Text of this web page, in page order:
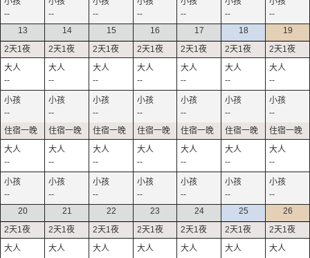
-- -- -- -- -- --
--
13
--
--
--
--
14
--
--
--
--
15
--
--
--
--
16
--
--
--
--
17
--
--
--
--
18
--
--
--
--
19
--
--
--
--
20
21 22 23 24 25 26